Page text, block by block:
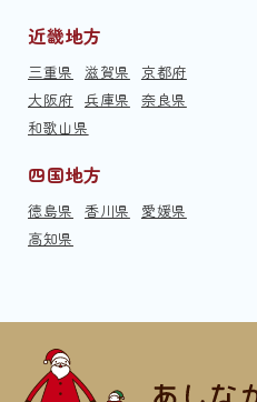
近畿地方
三重県 滋賀県
京都府
大阪府 兵庫県
奈良県
和歌山県
四国地方
徳島県 香川県
愛媛県
高知県